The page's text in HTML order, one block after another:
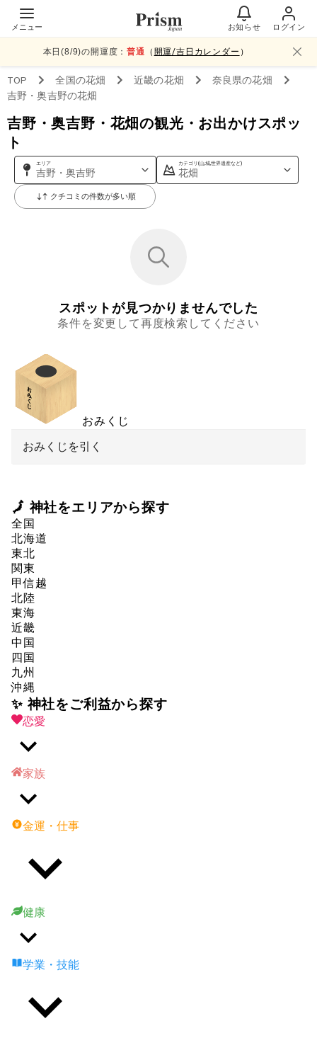
メニュー お知らせ ログイン
本日(8/9)の開運度：普通 （ 開運/吉日カレンダー ）
TOP 全国の花畑 近畿の花畑 奈良県の花畑
吉野・奥吉野の花畑
吉野・奥吉野・花畑の観光・お出かけスポッ
ト
エリア
吉野・奥吉野
カテゴリ(山,城,世界遺産など)
花畑
クチコミの件数が多い順
スポットが見つかりませんでした
条件を変更して再度検索してください
おみくじ
おみくじを引く
🗾 神社をエリアから探す
全国
北海道
東北
関東
甲信越
北陸
東海
近畿
中国
四国
九州
沖縄
✨ 神社をご利益から探す
恋愛
家族
金運・仕事
健康
学業・技能